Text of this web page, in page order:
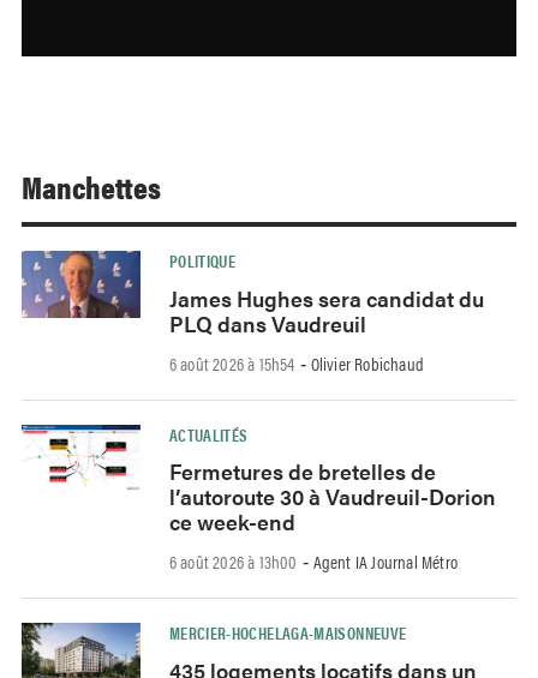
Manchettes
POLITIQUE
James Hughes sera candidat du
PLQ dans Vaudreuil
6 août 2026 à 15h54 - Olivier Robichaud
ACTUALITÉS
Fermetures de bretelles de
l’autoroute 30 à Vaudreuil-Dorion
ce week-end
6 août 2026 à 13h00 - Agent IA Journal Métro
MERCIER-HOCHELAGA-MAISONNEUVE
435 logements locatifs dans un